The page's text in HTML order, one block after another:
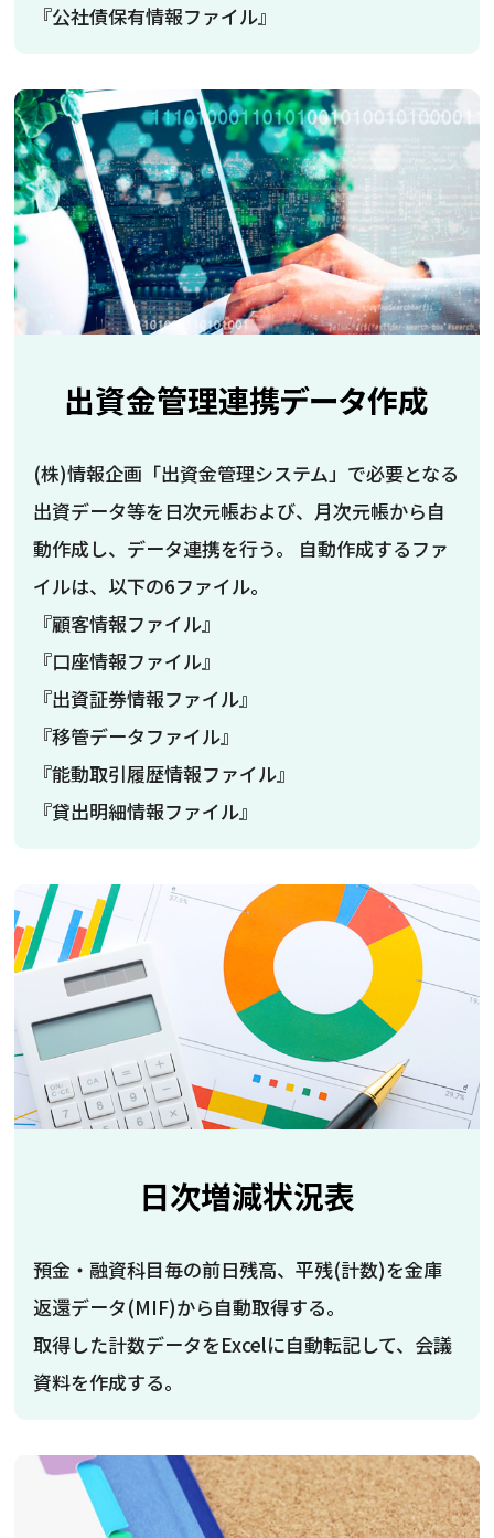
『公社債保有情報ファイル』
出資金管理連携データ作成
(株)情報企画「出資金管理システム」で必要となる
出資データ等を日次元帳および、月次元帳から自
動作成し、データ連携を行う。 自動作成するファ
イルは、以下の6ファイル。
『顧客情報ファイル』
『口座情報ファイル』
『出資証券情報ファイル』
『移管データファイル』
『能動取引履歴情報ファイル』
『貸出明細情報ファイル』
日次増減状況表
預金・融資科目毎の前日残高、平残(計数)を金庫
返還データ(MIF)から自動取得する。
取得した計数データをExcelに自動転記して、会議
資料を作成する。